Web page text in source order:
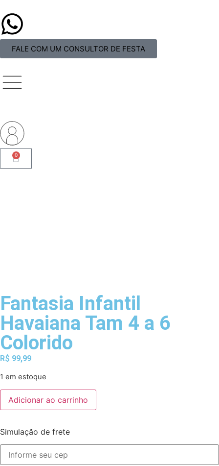
FALE COM UM CONSULTOR DE FESTA
0
Fantasia Infantil
Havaiana Tam 4 a 6
Colorido
R$ 99,99
1 em estoque
Adicionar ao carrinho
Simulação de frete